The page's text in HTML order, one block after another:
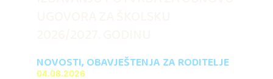
NOVOSTI, OBAVJEŠTENJA ZA RODITELJE
04.08.2026